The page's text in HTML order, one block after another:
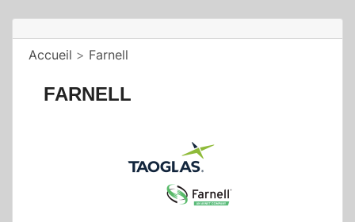
Accueil > Farnell
FARNELL